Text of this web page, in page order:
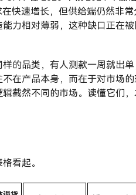
快速增长，但供给端仍然非常
力相对薄弱，这种缺口正在被
的品类，有人测款一周就出单
在产品本身，而在于对市场的
截然不同的市场。读懂它们，
看起。